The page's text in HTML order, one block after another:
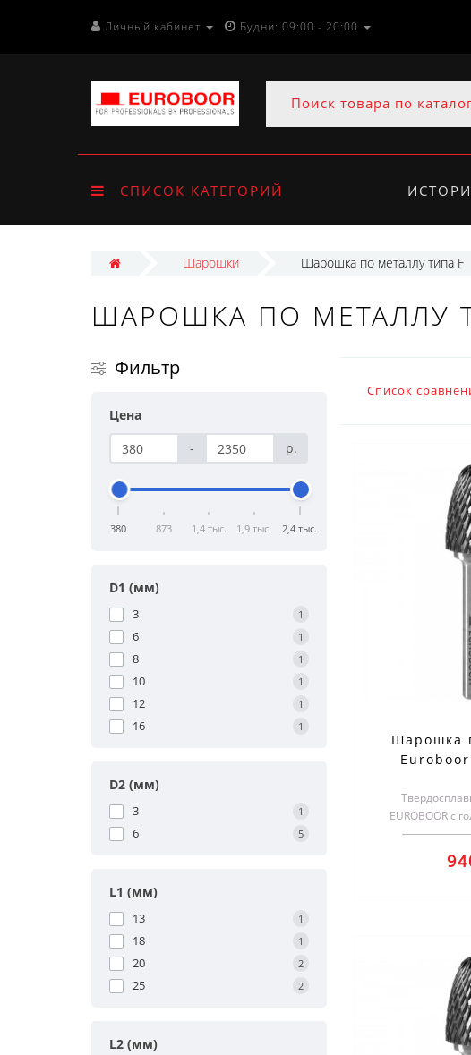
Личный кабинет Будни: 09:00 - 20:00
СПИСОК КАТЕГОРИЙ
Шарошки Шарошка по металлу типа F
ШАРОШКА ПО МЕТАЛЛУ
Фильтр
Цена
-
р.
380 873 1,4 тыс. 1,9 тыс. 2,4 тыс.
D1 (мм)
3 1
6 1
8 1
10 1
12 1
16 1
D2 (мм)
3 1
6 5
L1 (мм)
13 1
18 1
20 2
25 2
L2 (мм)
Список
Шарошка
EUROBOOR с
Применяются
различных